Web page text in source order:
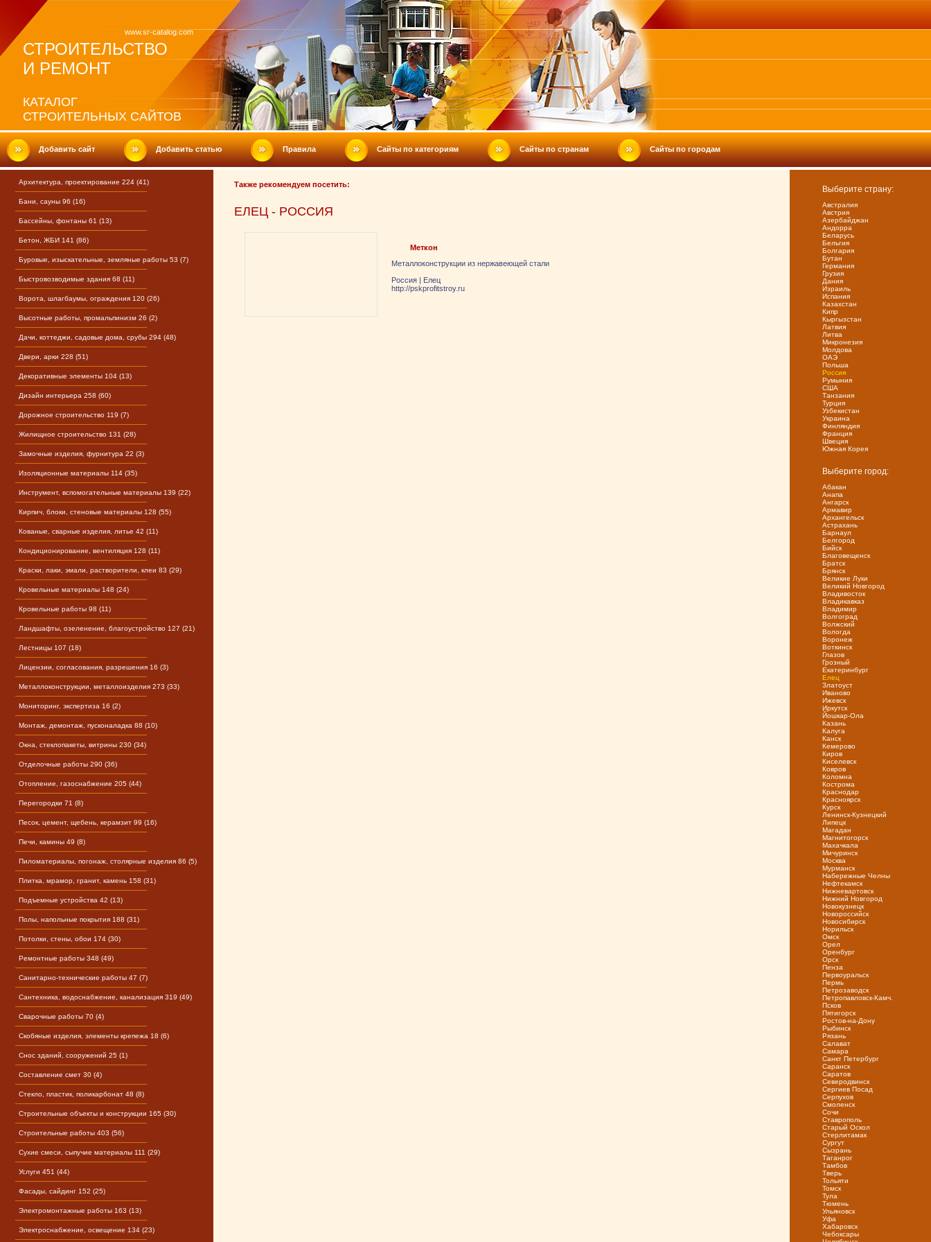
www.sr-catalog.com
СТРОИТЕЛЬСТВО
И РЕМОНТ
КАТАЛОГ
СТРОИТЕЛЬНЫХ САЙТОВ
Добавить сайт Добавить статью Правила Сайты по категориям Сайты по странам Сайты по городам
Архитектура, проектирование 224 (41)
Бани, сауны 96 (16)
Бассейны, фонтаны 61 (13)
Бетон, ЖБИ 141 (86)
Буровые, изыскательные, земляные работы 53 (7)
Быстровозводимые здания 68 (11)
Ворота, шлагбаумы, ограждения 120 (26)
Высотные работы, промальпинизм 26 (2)
Дачи, коттеджи, садовые дома, срубы 294 (48)
Двери, арки 228 (51)
Декоративные элементы 104 (13)
Дизайн интерьера 258 (60)
Дорожное строительство 119 (7)
Жилищное строительство 131 (28)
Замочные изделия, фурнитура 22 (3)
Изоляционные материалы 114 (35)
Инструмент, вспомогательные материалы 139 (22)
Кирпич, блоки, стеновые материалы 128 (55)
Кованые, сварные изделия, литье 42 (11)
Кондиционирование, вентиляция 128 (11)
Краски, лаки, эмали, растворители, клеи 83 (29)
Кровельные материалы 148 (24)
Кровельные работы 98 (11)
Ландшафты, озеленение, благоустройство 127 (21)
Лестницы 107 (18)
Лицензии, согласования, разрешения 16 (3)
Металлоконструкции, металлоизделия 273 (33)
Мониторинг, экспертиза 16 (2)
Монтаж, демонтаж, пусконаладка 88 (10)
Окна, стеклопакеты, витрины 230 (34)
Отделочные работы 290 (36)
Отопление, газоснабжение 205 (44)
Перегородки 71 (8)
Песок, цемент, щебень, керамзит 99 (16)
Печи, камины 49 (8)
Пиломатериалы, погонаж, столярные изделия 86 (5)
Плитка, мрамор, гранит, камень 158 (31)
Подъемные устройства 42 (13)
Полы, напольные покрытия 188 (31)
Потолки, стены, обои 174 (30)
Ремонтные работы 348 (49)
Санитарно-технические работы 47 (7)
Сантехника, водоснабжение, канализация 319 (49)
Сварочные работы 70 (4)
Скобяные изделия, элементы крепежа 18 (6)
Снос зданий, сооружений 25 (1)
Составление смет 30 (4)
Стекло, пластик, поликарбонат 48 (8)
Строительные объекты и конструкции 165 (30)
Строительные работы 403 (56)
Сухие смеси, сыпучие материалы 111 (29)
Услуги 451 (44)
Фасады, сайдинг 152 (25)
Электромонтажные работы 163 (13)
Электроснабжение, освещение 134 (23)
Также рекомендуем посетить:
ЕЛЕЦ - РОССИЯ
Меткон
Металлоконструкции из нержавеющей стали
Россия | Елец
http://pskprofitstroy.ru
Выберите страну:
Австралия
Австрия
Азербайджан
Андорра
Беларусь
Бельгия
Болгария
Бутан
Германия
Грузия
Дания
Израиль
Испания
Казахстан
Кипр
Кыргызстан
Латвия
Литва
Микронезия
Молдова
ОАЭ
Польша
Россия
Румыния
США
Танзания
Турция
Узбекистан
Украина
Финляндия
Франция
Швеция
Южная Корея
Выберите город:
Абакан
Анапа
Ангарск
Армавир
Архангельск
Астрахань
Барнаул
Белгород
Бийск
Благовещенск
Братск
Брянск
Великие Луки
Великий Новгород
Владивосток
Владикавказ
Владимир
Волгоград
Волжский
Вологда
Воронеж
Воткинск
Глазов
Грозный
Екатеринбург
Елец
Златоуст
Иваново
Ижевск
Иркутск
Йошкар-Ола
Казань
Калуга
Канск
Кемерово
Киров
Киселевск
Ковров
Коломна
Кострома
Краснодар
Красноярск
Курск
Ленинск-Кузнецкий
Липецк
Магадан
Магнитогорск
Махачкала
Мичуринск
Москва
Мурманск
Набережные Челны
Нефтекамск
Нижневартовск
Нижний Новгород
Новокузнецк
Новороссийск
Новосибирск
Норильск
Омск
Орел
Оренбург
Орск
Пенза
Первоуральск
Пермь
Петрозаводск
Петропавловск-Камч.
Псков
Пятигорск
Ростов-на-Дону
Рыбинск
Рязань
Салават
Самара
Санкт Петербург
Саранск
Саратов
Северодвинск
Сергиев Посад
Серпухов
Смоленск
Сочи
Ставрополь
Старый Оскол
Стерлитамак
Сургут
Сызрань
Таганрог
Тамбов
Тверь
Тольяти
Томск
Тула
Тюмень
Ульяновск
Уфа
Хабаровск
Чебоксары